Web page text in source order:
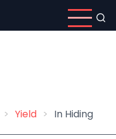
Yield In Hiding